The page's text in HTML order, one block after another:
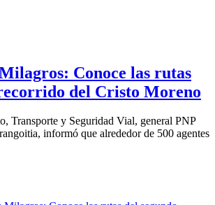
Conoce las rutas
del Cristo Moreno
Transporte y Seguridad Vial, general PNP
informó que alrededor de 500 agentes